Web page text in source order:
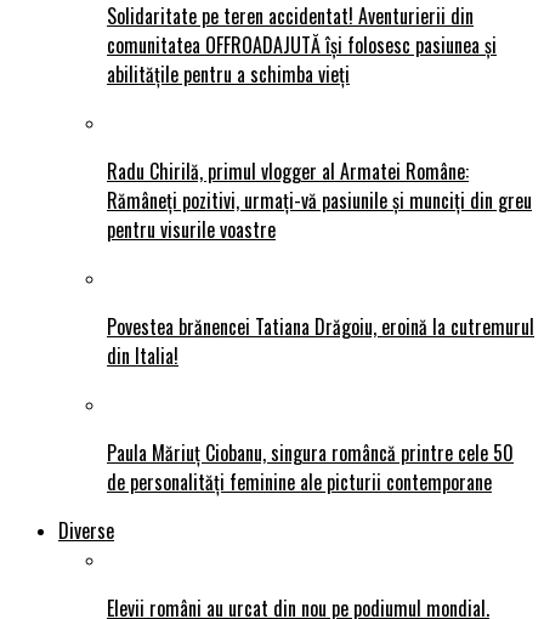
Solidaritate pe teren accidentat! Aventurierii din
comunitatea OFFROADAJUTĂ își folosesc pasiunea și
abilitățile pentru a schimba vieți
Radu Chirilă, primul vlogger al Armatei Române:
Rămâneți pozitivi, urmați-vă pasiunile și munciți din greu
pentru visurile voastre
Povestea brănencei Tatiana Drăgoiu, eroină la cutremurul
din Italia!
Paula Măriuț Ciobanu, singura româncă printre cele 50
de personalități feminine ale picturii contemporane
Diverse
Elevii români au urcat din nou pe podiumul mondial.